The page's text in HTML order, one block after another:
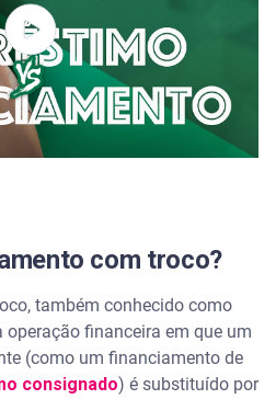
pelo refinanciamento
com troco?
não uma solução
um refinanciamento?
pode ter
com troco?
também conhecido como
operação financeira em que um
(como um financiamento de
consignado) é substituído por